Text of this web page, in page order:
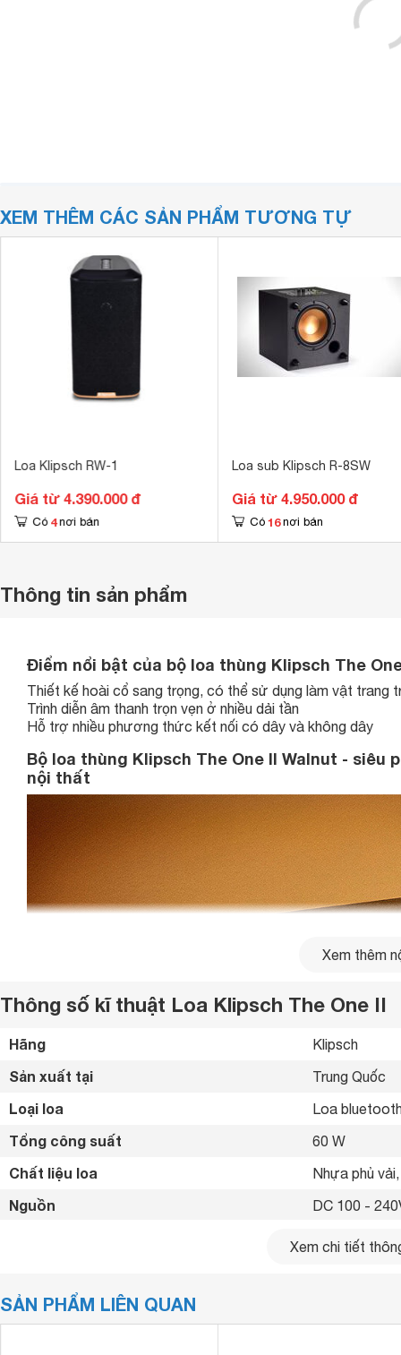
XEM THÊM CÁC SẢN PHẨM TƯƠNG TỰ
Loa Klipsch RW-1
Giá từ 4.390.000 đ
Có 4 nơi bán
Loa sub Klipsch R-8SW
Giá từ 4.950.000 đ
Có 16 nơi bán
Thông tin sản phẩm
Điểm nổi bật của bộ loa thùng Klipsch The
Thiết kế hoài cổ sang trọng, có thể sử dụng làm vật trang
Trình diễn âm thanh trọn vẹn ở nhiều dải tần
Hỗ trợ nhiều phương thức kết nối có dây và không dây
Bộ loa thùng Klipsch The One II Walnut -
nội thất
Bộloathùng Klipsch The One II Walnut
Xem thêm
Thông số kĩ thuật Loa Klipsch The One II
Hãng Klipsch
Sản xuất tại Trung Quốc
Loại loa Loa
Tổng công suất 60 W
Chất liệu loa Nhựa phủ
Nguồn DC 100 -
56Hz-20kHz
Xem chi tiết
SẢN PHẨM LIÊN QUAN